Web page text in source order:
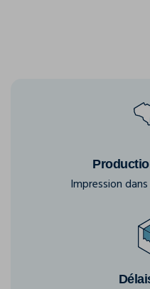
Impression